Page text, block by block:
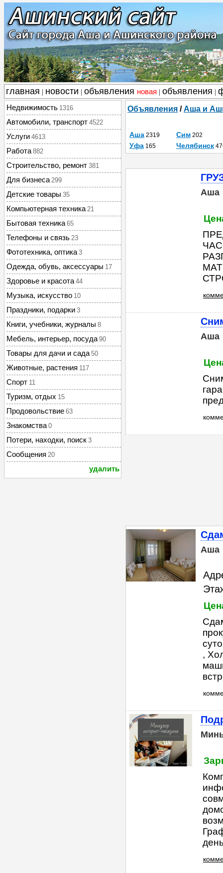
главная новости объявления новая объявления
Недвижимость 1316
Автомобили, транспорт 4522
Услуги 4613
Работа 882
Строительство, ремонт 381
Для бизнеса 299
Детские товары 35
Компьютерная техника 21
Бытовая техника 65
Телефоны и связь 23
Фототехника, оптика 3
Одежда, обувь, аксессуары 17
Здоровье и красота 44
Музыка, искусство 10
Праздники, подарки 3
Книги, учебники, журналы 8
Мебель, интерьер, посуда 90
Товары для дачи и сада 50
Животные, растения 117
Спорт 11
Туризм, отдых 15
Продовольствие 63
Знакомства 0
Потери, находки, поиск 3
Сообщения 20
удалить
Объявления /Аша и
Аша 2319 Сим 202
Уфа 165 Челябинск
Аша
Аша
Аша
,